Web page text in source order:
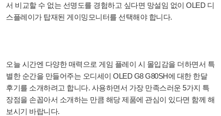
서 비교할 수 없는 선명도를 경험하고 싶다면 망설임 없이 OLED 디
스플레이가 탑재된 게이밍모니터를 선택해야 합니다.
오늘 시간엔 다양한 매력으로 게임 플레이 시 몰입감을 더하면서 특
별한 순간을 만들어주는 오디세이 OLED G8 G80SH에 대한 한달
후기를 소개하려고 합니다. 사용하면서 가장 만족스러운 5가지 특
장점을 손꼽아서 소개하는 만큼 해당 제품에 관심이 있다면 함께 해
보시기 바랍니다.